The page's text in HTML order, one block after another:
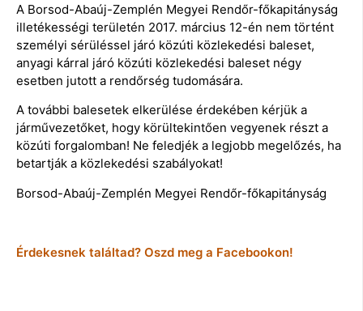
A Borsod-Abaúj-Zemplén Megyei Rendőr-főkapitányság
illetékességi területén 2017. március 12-én nem történt
személyi sérüléssel járó közúti közlekedési baleset,
anyagi kárral járó közúti közlekedési baleset négy
esetben jutott a rendőrség tudomására.
A további balesetek elkerülése érdekében kérjük a
járművezetőket, hogy körültekintően vegyenek részt a
közúti forgalomban! Ne feledjék a legjobb megelőzés, ha
betartják a közlekedési szabályokat!
Borsod-Abaúj-Zemplén Megyei Rendőr-főkapitányság
Érdekesnek találtad? Oszd meg a Facebookon!